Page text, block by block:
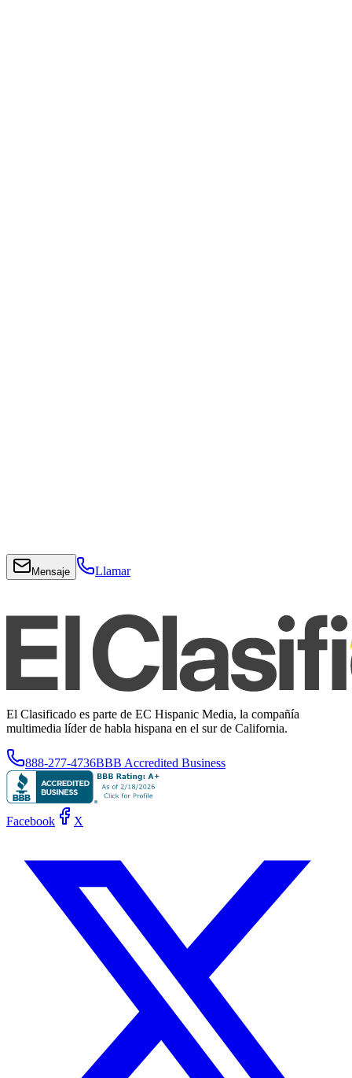
Mensaje Llamar
El Clasificado es parte de EC Hispanic Media, la compañía
multimedia líder de habla hispana en el sur de California.
888-277-4736BBB Accredited Business
Facebook X